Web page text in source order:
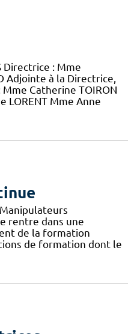
Directrice : Mme
Adjointe à la Directrice,
Catherine TOIRON
LORENT Mme Anne
rentre dans une
de la formation
de formation dont le